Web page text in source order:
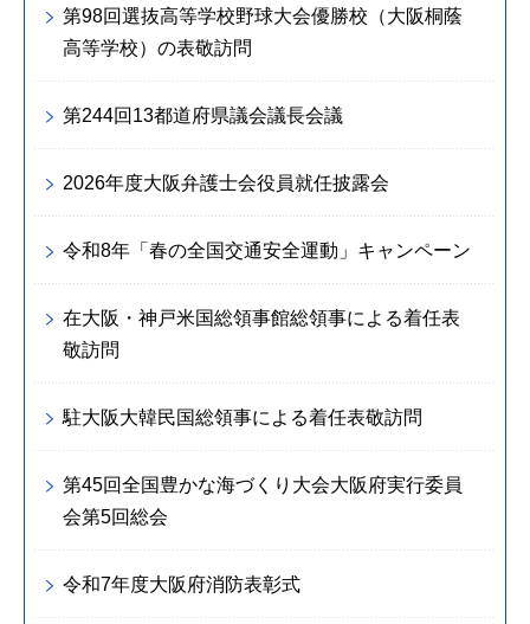
第98回選抜高等学校野球大会優勝校（大阪桐蔭
高等学校）の表敬訪問
第244回13都道府県議会議長会議
2026年度大阪弁護士会役員就任披露会
令和8年「春の全国交通安全運動」キャンペーン
在大阪・神戸米国総領事館総領事による着任表
敬訪問
駐大阪大韓民国総領事による着任表敬訪問
第45回全国豊かな海づくり大会大阪府実行委員
会第5回総会
令和7年度大阪府消防表彰式